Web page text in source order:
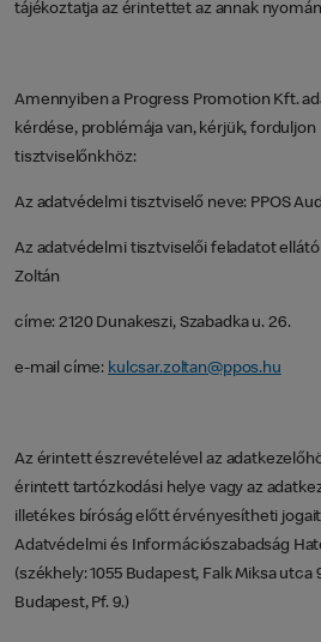
tájékoztatja az érintettet az annak
Amennyiben a Progress Promotion Kft.
kérdése, problémája van, kérjük,
tisztviselőnkhöz:
Az adatvédelmi tisztviselő neve: PPOS
Az adatvédelmi tisztviselői feladatot
Zoltán
címe: 2120 Dunakeszi, Szabadka u. 26.
e-mail címe: kulcsar.zoltan@ppos.hu
Az érintett észrevételével az
érintett tartózkodási helye vagy az
illetékes bíróság előtt érvényesítheti
Adatvédelmi és Információszabadság
(székhely: 1055 Budapest, Falk Miksa utca
Budapest, Pf. 9.)